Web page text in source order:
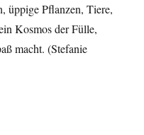
üppige Pflanzen, Tiere,
Kosmos der Fülle,
macht. (Stefanie